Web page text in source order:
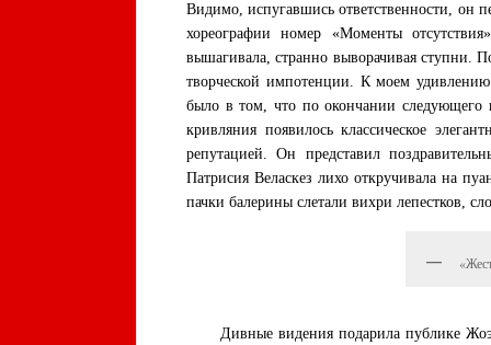
Видимо, испугавшись ответственности, он
хореографии номер «Моменты
вышагивала, странно выворачивая ступни.
творческой импотенции. К моем
было в том, что по окончании следующего
кривляния появилось классическое
репутацией. Он представил
Патрисия Веласкез лихо откручивала на
пачки балерины слетали вихри лепестков,
Дивные видения подарила публике